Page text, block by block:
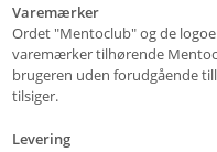
Varemærker
Ordet "Mentoclub" og de
varemærker tilhørende
brugeren uden forudgående
tilsiger.
Levering